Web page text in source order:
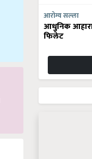
आरोग्य सल्ला
आधुनिक
फिलेट